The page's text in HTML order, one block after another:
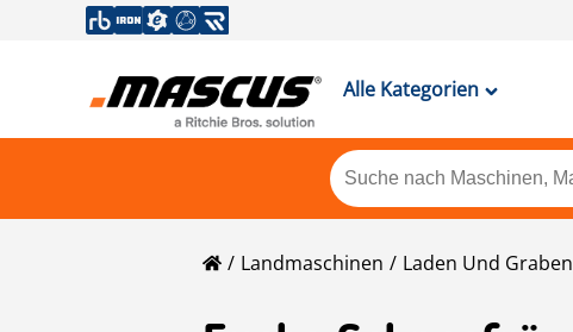
Alle Kategorien
Landmaschinen Laden Und Graben